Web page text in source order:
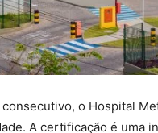
consecutivo, o Hospital
A certificação é uma